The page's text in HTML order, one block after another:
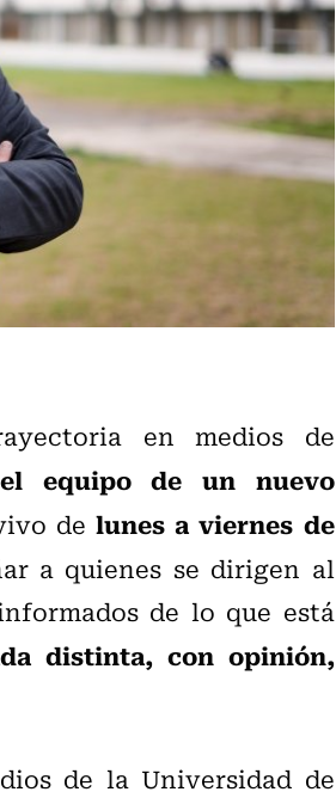
en medios de
equipo de un nuevo
delunes a viernes de
a quienes se dirigen al
de lo que está
distinta, con opinión,
de la Universidad de